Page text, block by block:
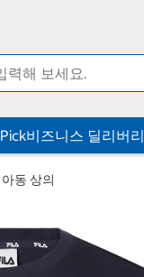
비즈니스 딜리버리
아동 상의